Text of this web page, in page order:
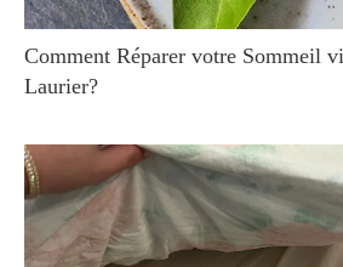
Comment Réparer votre Sommeil
Laurier?